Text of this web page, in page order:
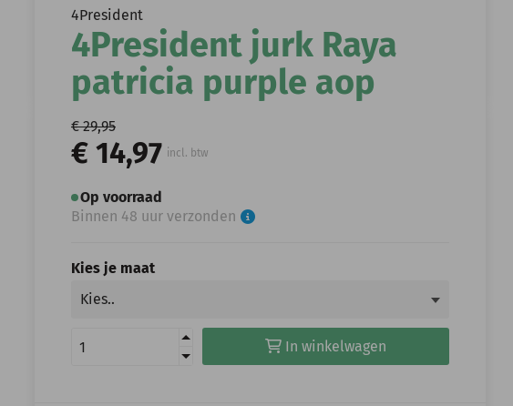
4President
4President jurk Raya
patricia purple aop
€ 29,95
€ 14,97 incl. btw
Op voorraad
Binnen 48 uur verzonden
Kies je maat
In winkelwagen